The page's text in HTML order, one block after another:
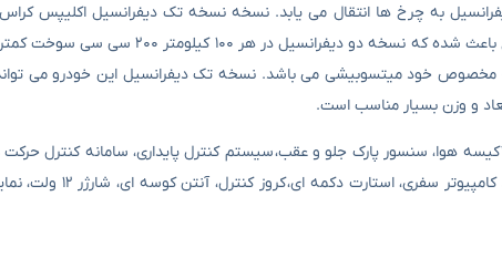
دیفرانسیل ۶۵ کیلوگرم سنگین تراست و همین موضوع باعث شده
از جمله امکانات و آپشن های این خودرو می توان به ۷ کیسه هوا، سنسور پارک جلو و عقب، سیستم کنترل پایداری،
کنترل حرکت در سراشیبی،